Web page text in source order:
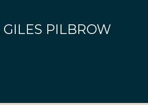
PILBROW